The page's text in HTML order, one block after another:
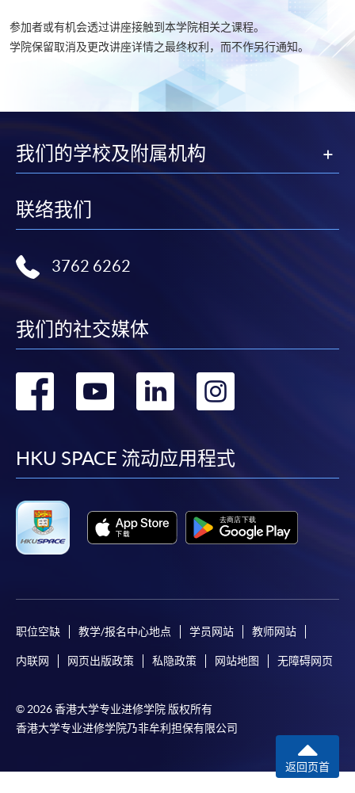
参加者或有机会透过讲座接触到本学院相关之课程。
学院保留取消及更改讲座详情之最终权利，而不作另行通知。
我们的学校及附属机构
联络我们
3762 6262
我们的社交媒体
转
facebook
转
youtube
转
linkedin
HKU SPACE 流动应用程式
职位空缺 教学/报名中心地点 学员网站 教师网站
内联网 网页出版政策 私隐政策 网站地图 无障碍网页
© 2026 香港大学专业进修学院 版权所有
香港大学专业进修学院乃非牟利担保有限公司
返回页首